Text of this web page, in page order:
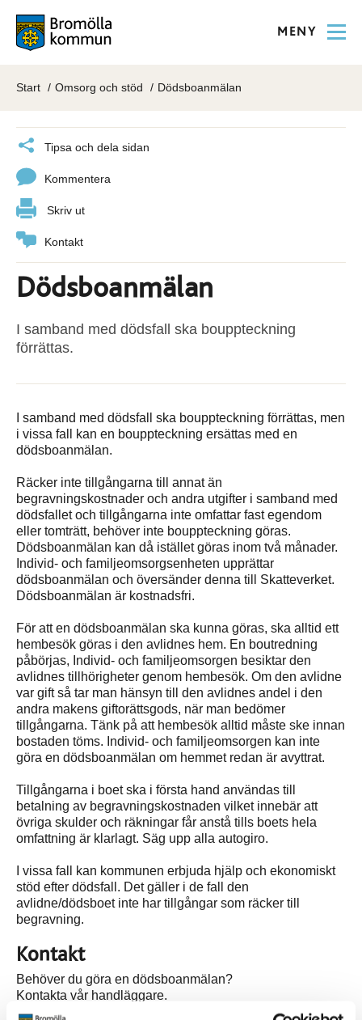
MENY
Start Omsorg och stöd Dödsboanmälan
Tipsa och dela sidan
Kommentera
Skriv ut
Kontakt
Dödsboanmälan
I samband med dödsfall ska bouppteckning
förrättas.
I samband med dödsfall ska bouppteckning förrättas, men
i vissa fall kan en bouppteckning ersättas med en
dödsboanmälan.
Räcker inte tillgångarna till annat än
begravningskostnader och andra utgifter i samband med
dödsfallet och tillgångarna inte omfattar fast egendom
eller tomträtt, behöver inte bouppteckning göras.
Dödsboanmälan kan då istället göras inom två månader.
Individ- och familjeomsorgsenheten upprättar
dödsboanmälan och översänder denna till Skatteverket.
Dödsboanmälan är kostnadsfri.
För att en dödsboanmälan ska kunna göras, ska alltid ett
hembesök göras i den avlidnes hem. En boutredning
påbörjas, Individ- och familjeomsorgen besiktar den
avlidnes tillhörigheter genom hembesök. Om den avlidne
var gift så tar man hänsyn till den avlidnes andel i den
andra makens giftorättsgods, när man bedömer
tillgångarna. Tänk på att hembesök alltid måste ske innan
bostaden töms. Individ- och familjeomsorgen kan inte
göra en dödsboanmälan om hemmet redan är avyttrat.
Tillgångarna i boet ska i första hand användas till
betalning av begravningskostnaden vilket innebär att
övriga skulder och räkningar får anstå tills boets hela
omfattning är klarlagt. Säg upp alla autogiro.
I vissa fall kan kommunen erbjuda hjälp och ekonomiskt
stöd efter dödsfall. Det gäller i de fall den
avlidne/dödsboet inte har tillgångar som räcker till
begravning.
Kontakt
Behöver du göra en dödsboanmälan?
Kontakta vår handläggare.